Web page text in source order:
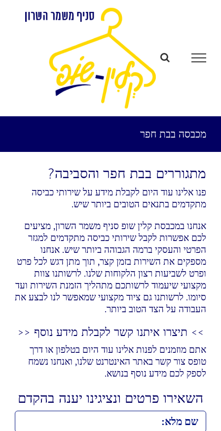
מכבסה בבת חפר
מתגוררים בבת חפר והסביבה?
פנו אלינו עוד היום לקבלת מידע על שירותי כביסה
מתקדמים בתנאים הטובים ביותר שיש.
אנחנו במכבסת קלין שופ סניף משמר השרון, מציעים
לכם אפשרות לקבל שירותי כביסה מתקדמים למגזר
הפרטי והעסקי ברמה הגבוהה ביותר שיש. אנחנו
מספקים את השירות בזמן קצר, תוך מתן דגש לכל פרט
ופרט לשביעות רצון הלקוחות שלנו. לרשותנו צוות
מקצועי שיעמוד לרשותכם מתהליך הזמנת השירות ועד
סיומו. לרשותנו גם ציוד מקצועי שמאפשר לנו לבצע את
העבודה על הצד הטוב ביותר.
>> תיצרו איתנו קשר לקבלת מידע נוסף <<
אתם מוזמנים לפנות אלינו עוד היום בטלפון או דרך
טופס צור קשר באתר האינטרנט שלנו, ואנחנו נשמח
לספק לכם מידע נוסף בנושא.
השאירו פרטים ונציגינו יענה בהקדם